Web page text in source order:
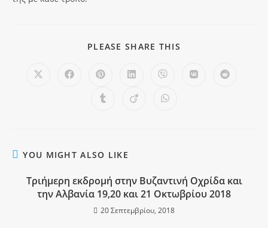
PLEASE SHARE THIS
YOU MIGHT ALSO LIKE
Τριήμερη εκδρομή στην Βυζαντινή Οχρίδα και
την Αλβανία 19,20 και 21 Οκτωβρίου 2018
20 Σεπτεμβρίου, 2018